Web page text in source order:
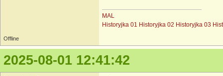
MAL
Historyjka 01 Historyjka 02 Historyjka 03
Offline
2025-08-01 12:41:42